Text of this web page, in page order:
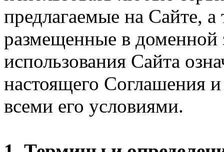
предлагаемые на Сайте,
размещенные в доменной
использования Сайта
настоящего Соглашения
всеми его условиями.